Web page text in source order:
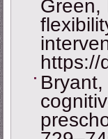
Green,
https://